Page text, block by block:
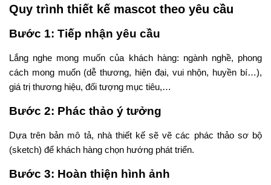
Quy trình thiết kế mascot theo yêu cầu
Bước 1: Tiếp nhận yêu cầu
Lắng nghe mong muốn của khách hàng: ngành nghề, phong
cách mong muốn (dễ thương, hiện đại, vui nhộn, huyền bí…),
giá trị thương hiệu, đối tượng mục tiêu,…
Bước 2: Phác thảo ý tưởng
Dựa trên bản mô tả, nhà thiết kế sẽ vẽ các phác thảo sơ bộ
(sketch) để khách hàng chọn hướng phát triển.
Bước 3: Hoàn thiện hình ảnh